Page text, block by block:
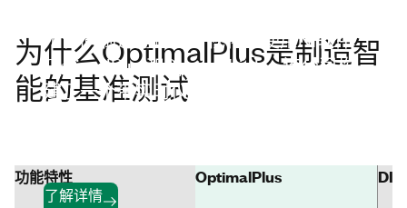
个合同制造商进行可视化。使用NI软件
OptimalPlus和SystemLink，该公司构
建了一个带实时仪表板的安全互联生态
了解详情
为什么OptimalPlus是制造智
能的基准测试
功能特性 OptimalPlus